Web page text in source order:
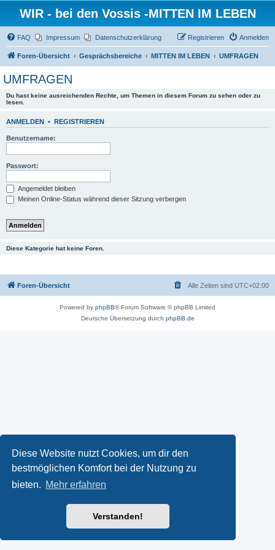
Diese Website nutzt Cookies, um dir den
bestmöglichen Komfort bei der Nutzung zu
bieten. Mehr erfahren
Verstanden!
WIR - bei den Vossis -MITTEN IM LEBEN
FAQ Impressum Datenschutzerklärung Anmelden
Registrieren
Foren-Übersicht Gesprächsbereiche MITTEN IM LEBEN UMFRAGEN
UMFRAGEN
Du hast keine ausreichenden Rechte, um Themen in diesem Forum zu sehen oder zu
lesen.
ANMELDEN • REGISTRIEREN
Benutzername:
Passwort:
Angemeldet bleiben
Meinen Online-Status während dieser Sitzung verbergen
Diese Kategorie hat keine Foren.
Foren-Übersicht Alle Zeiten sind UTC+02:00
Powered by phpBB® Forum Software © phpBB Limited
Deutsche Übersetzung durch phpBB.de